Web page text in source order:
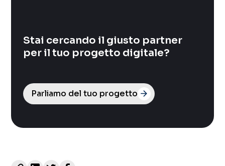
Stai cercando il giusto partner
per il tuo progetto digitale?
Parliamo del tuo progetto